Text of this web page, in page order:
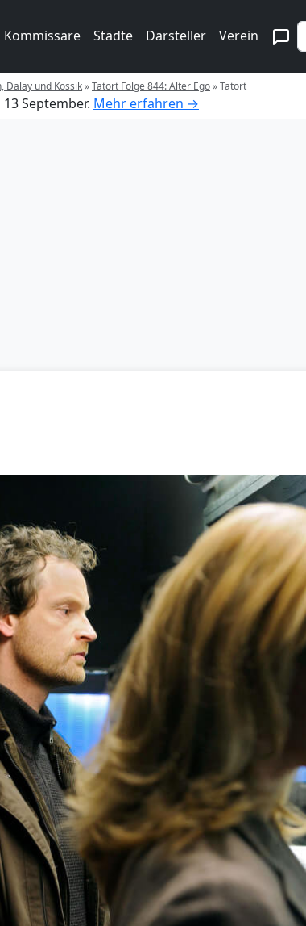
Kommissare Städte Darsteller Verein
Dalay und Kossik»Tatort Folge 844: Alter Ego»Tatort
September. Mehr erfahren →